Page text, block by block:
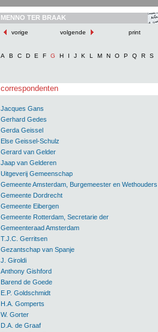
MENNO TER BRAAK
vorige volgende print
A B C D E F G H I J K L M N O P Q R S
correspondenten
Jacques Gans
Gerhard Gedes
Gerda Geissel
Else Geissel-Schulz
Gerard van Gelder
Jaap van Gelderen
Uitgeverij Gemeenschap
Gemeente Amsterdam, Burgemeester en Wethouders
Gemeente Dordrecht
Gemeente Eibergen
Gemeente Rotterdam, Secretarie der
Gemeenteraad Amsterdam
T.J.C. Gerritsen
Gezantschap van Spanje
J. Giroldi
Anthony Gishford
Barend de Goede
E.P. Goldschmidt
H.A. Gomperts
W. Gorter
D.A. de Graaf